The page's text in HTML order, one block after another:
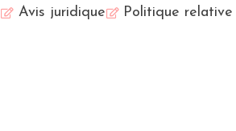
Avis juridique Politique relative